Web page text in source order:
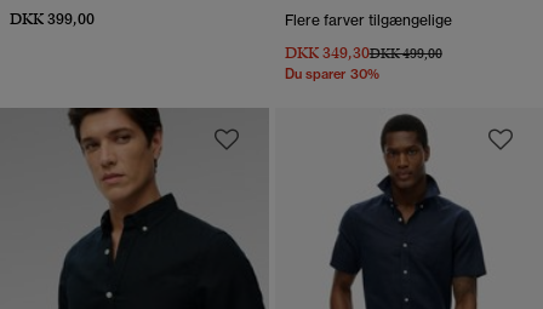
DKK 399,00 Flere farver tilgængelige
DKK 349,30Pris nedsat fra
DKK 499,00til
Du sparer 30%